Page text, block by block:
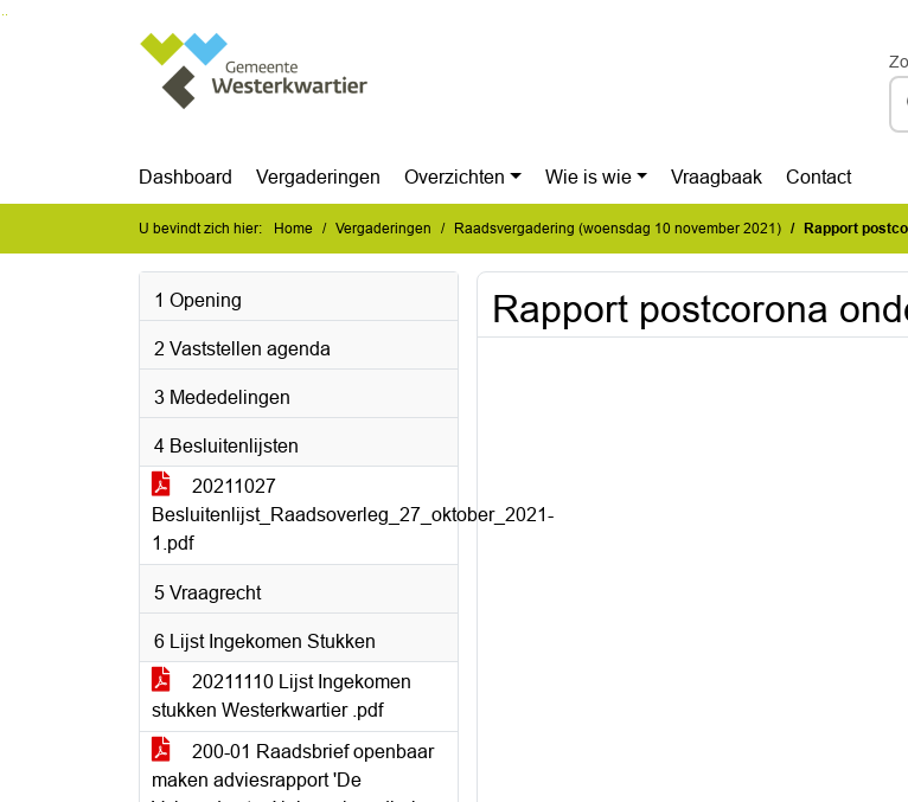
Dashboard Vergaderingen Overzichten Wie is wie Vraagbaak Contact
U bevindt zich hier: Home Vergaderingen Raadsvergadering (woensdag 10 november 2021) Rapport
1 Opening
2 Vaststellen agenda
3 Mededelingen
4 Besluitenlijsten
20211027
Besluitenlijst_Raadsoverleg_27_oktober_2021-
1.pdf
5 Vraagrecht
6 Lijst Ingekomen Stukken
20211110 Lijst Ingekomen
stukken Westerkwartier .pdf
200-01 Raadsbrief openbaar
maken adviesrapport 'De
Rapport postcorona